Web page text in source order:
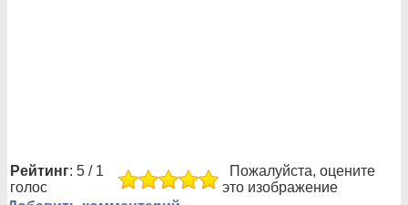
Рейтинг: 5 / 1
голос
Пожалуйста, оцените
это изображение